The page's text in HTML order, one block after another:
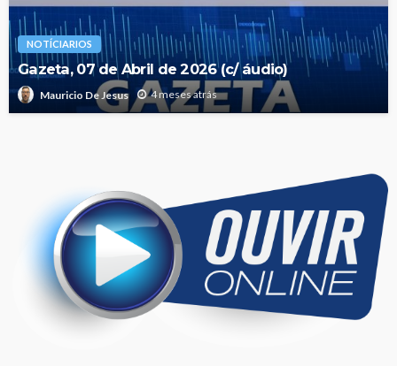
NOTÍCIARIOS
Gazeta, 07 de Abril de 2026 (c/ áudio)
Mauricio De Jesus 4 meses atrás